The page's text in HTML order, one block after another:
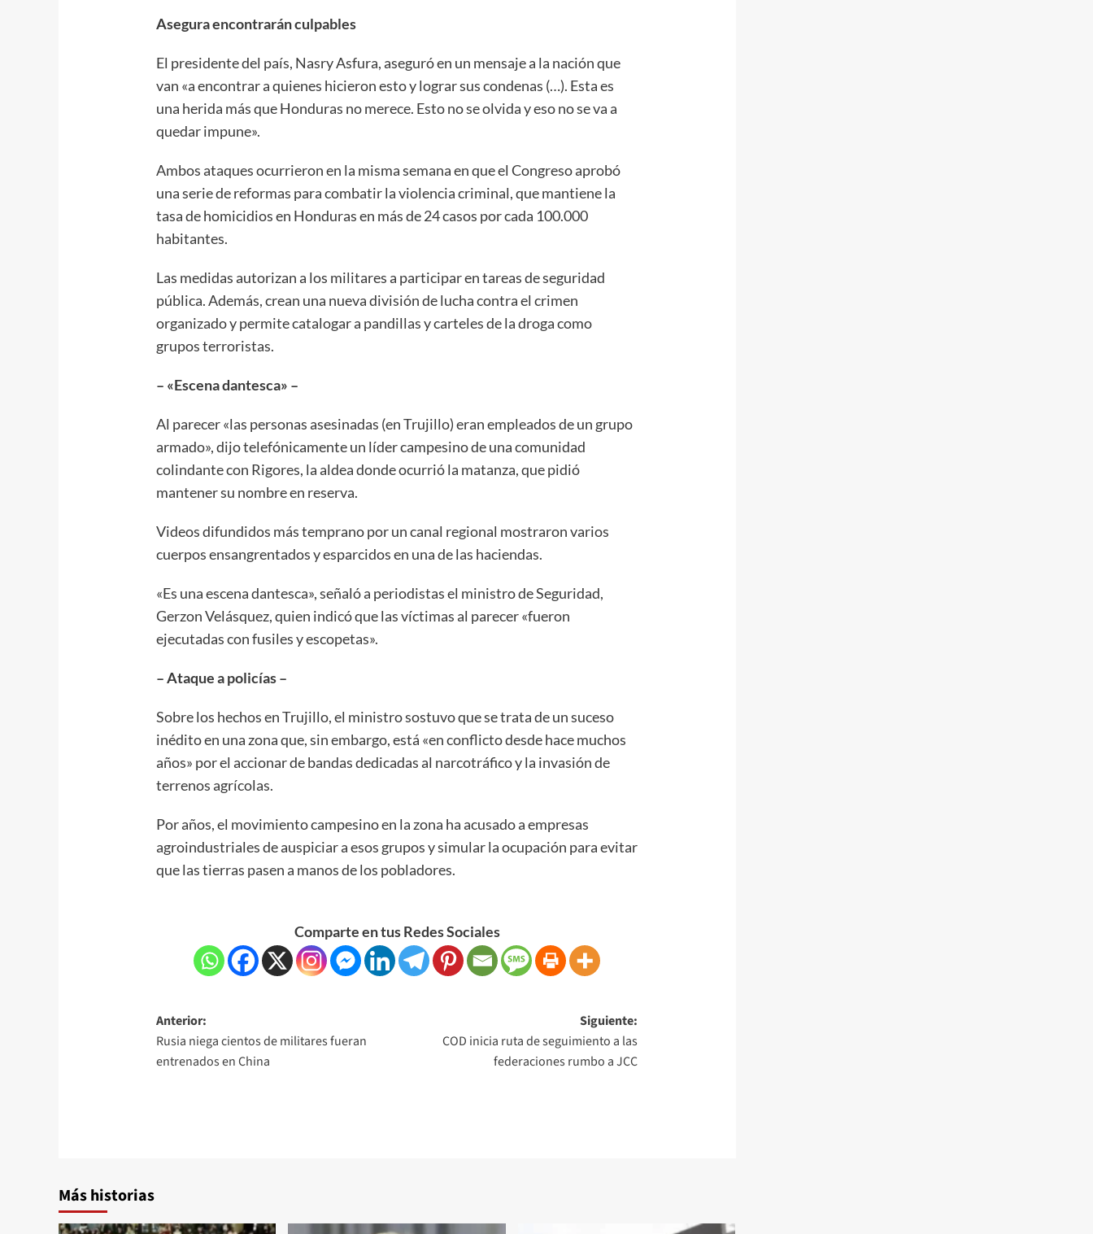
Asegura encontrarán culpables
El presidente del país, Nasry Asfura, aseguró en un mensaje a la nación que
van «a encontrar a quienes hicieron esto y lograr sus condenas (…). Esta es
una herida más que Honduras no merece. Esto no se olvida y eso no se va a
quedar impune».
Ambos ataques ocurrieron en la misma semana en que el Congreso aprobó
una serie de reformas para combatir la violencia criminal, que mantiene la
tasa de homicidios en Honduras en más de 24 casos por cada 100.000
habitantes.
Las medidas autorizan a los militares a participar en tareas de seguridad
pública. Además, crean una nueva división de lucha contra el crimen
organizado y permite catalogar a pandillas y carteles de la droga como
grupos terroristas.
– «Escena dantesca» –
Al parecer «las personas asesinadas (en Trujillo) eran empleados de un grupo
armado», dijo telefónicamente un líder campesino de una comunidad
colindante con Rigores, la aldea donde ocurrió la matanza, que pidió
mantener su nombre en reserva.
Videos difundidos más temprano por un canal regional mostraron varios
cuerpos ensangrentados y esparcidos en una de las haciendas.
«Es una escena dantesca», señaló a periodistas el ministro de Seguridad,
Gerzon Velásquez, quien indicó que las víctimas al parecer «fueron
ejecutadas con fusiles y escopetas».
– Ataque a policías –
Sobre los hechos en Trujillo, el ministro sostuvo que se trata de un suceso
inédito en una zona que, sin embargo, está «en conflicto desde hace muchos
años» por el accionar de bandas dedicadas al narcotráfico y la invasión de
terrenos agrícolas.
Por años, el movimiento campesino en la zona ha acusado a empresas
agroindustriales de auspiciar a esos grupos y simular la ocupación para evitar
que las tierras pasen a manos de los pobladores.
Comparte en tus Redes Sociales
Anterior:
Rusia niega cientos de militares fueran
entrenados en China
Siguiente:
COD inicia ruta de seguimiento a las
federaciones rumbo a JCC
Más historias